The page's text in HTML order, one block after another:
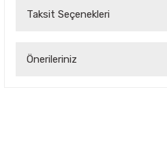
Taksit Seçenekleri
Önerileriniz